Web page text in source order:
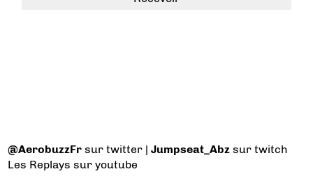
@AerobuzzFr sur twitter |Jumpseat_Abz sur twitch
Les Replays sur youtube